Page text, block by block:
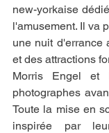
new-yorkaise
l'amusement. Il va
une nuit d'errance
et des attractions
Morris Engel et
photographes
Toute la mise en
inspirée par